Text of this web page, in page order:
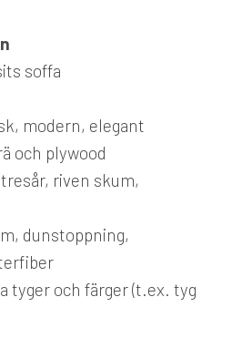
soffa
modern, elegant
och plywood
riven skum,
dunstoppning,
tyger och färger (t.ex. tyg